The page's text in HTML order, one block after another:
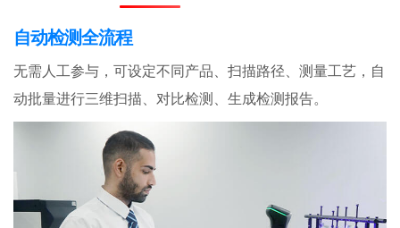
自动检测全流程
无需人工参与，可设定不同产品、扫描路径、测量工艺，自
动批量进行三维扫描、对比检测、生成检测报告。